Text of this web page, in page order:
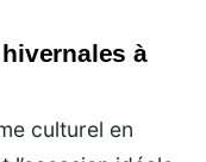
à
culturel en